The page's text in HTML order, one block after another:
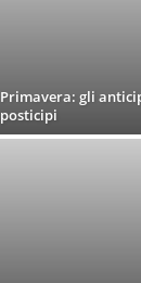
Primavera: gli
posticipi